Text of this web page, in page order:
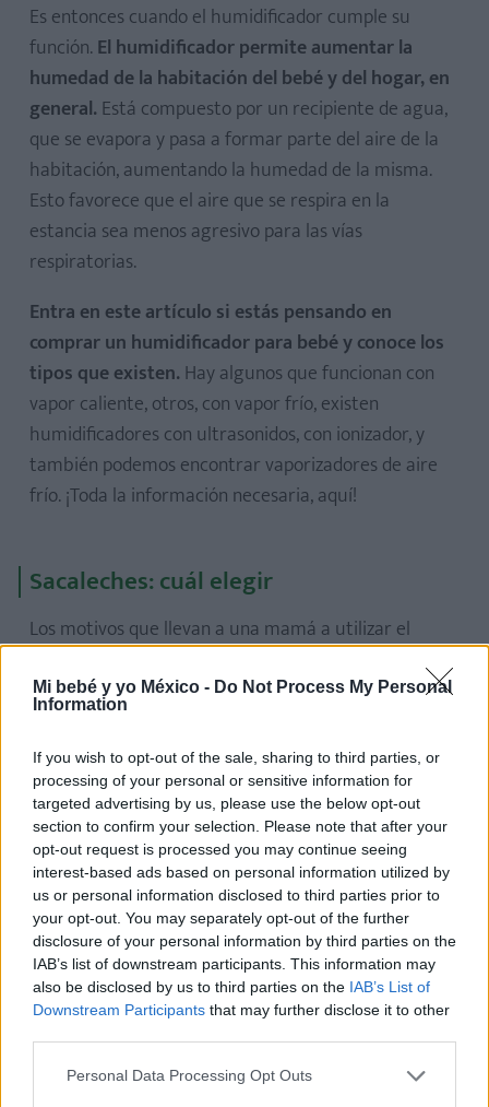
Mi bebé y yo México - Do Not Process My Personal
Information
If you wish to opt-out of the sale, sharing to third parties, or
processing of your personal or sensitive information for
targeted advertising by us, please use the below opt-out
section to confirm your selection. Please note that after your
opt-out request is processed you may continue seeing
interest-based ads based on personal information utilized by
us or personal information disclosed to third parties prior to
your opt-out. You may separately opt-out of the further
disclosure of your personal information by third parties on the
IAB’s list of downstream participants. This information may
also be disclosed by us to third parties on the IAB’s List of
Downstream Participants that may further disclose it to other
Personal Data Processing Opt Outs
Es entonces cuando el humidificador cumple su
función. El humidificador permite aumentar la
humedad de la habitación del bebé y del hogar, en
general. Está compuesto por un recipiente de agua,
que se evapora y pasa a formar parte del aire de la
habitación, aumentando la humedad de la misma.
Esto favorece que el aire que se respira en la
estancia sea menos agresivo para las vías
respiratorias.
Entra en este artículo si estás pensando en
comprar un humidificador para bebé y conoce los
tipos que existen. Hay algunos que funcionan con
vapor caliente, otros, con vapor frío, existen
humidificadores con ultrasonidos, con ionizador, y
también podemos encontrar vaporizadores de aire
frío. ¡Toda la información necesaria, aquí!
Sacaleches: cuál elegir
Los motivos que llevan a una mamá a utilizar el
Su uso resulta
muy recomendable si ayuda a prolongar la
lactancia materna
reproducir todo lo posible la toma materna.
Podemos encontrar dos tipos de sacaleches: el
manual(de jeringa o bomba extractora)y el
eléctrico, que permite regular la aspiración y la
velocidad, adaptándolas las necesidades del niño.
Si quieres sabercuándo y cómo hay que utilizar el
sacaleches, entra en este artículo. ¡También te
explicamos, paso a paso, la limpieza del sacaleches.
Lista de nacimiento